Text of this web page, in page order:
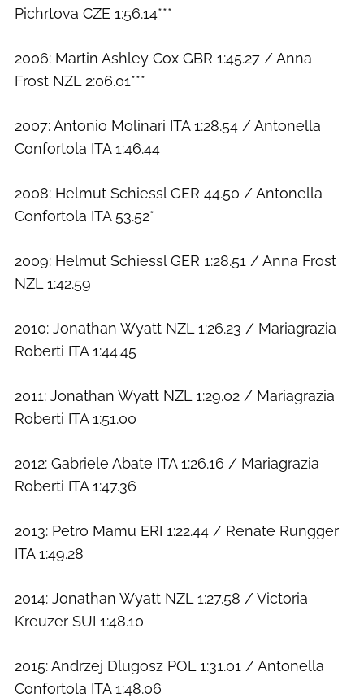
Pichrtova CZE 1:56.14***
2006: Martin Ashley Cox GBR 1:45.27 / Anna
Frost NZL 2:06.01***
2007: Antonio Molinari ITA 1:28.54 / Antonella
Confortola ITA 1:46.44
2008: Helmut Schiessl GER 44.50 / Antonella
Confortola ITA 53.52*
2009: Helmut Schiessl GER 1:28.51 / Anna Frost
NZL 1:42.59
2010: Jonathan Wyatt NZL 1:26.23 / Mariagrazia
Roberti ITA 1:44.45
2011: Jonathan Wyatt NZL 1:29.02 / Mariagrazia
Roberti ITA 1:51.00
2012: Gabriele Abate ITA 1:26.16 / Mariagrazia
Roberti ITA 1:47.36
2013: Petro Mamu ERI 1:22.44 / Renate Rungger
ITA 1:49.28
2014: Jonathan Wyatt NZL 1:27.58 / Victoria
Kreuzer SUI 1:48.10
2015: Andrzej Dlugosz POL 1:31.01 / Antonella
Confortola ITA 1:48.06